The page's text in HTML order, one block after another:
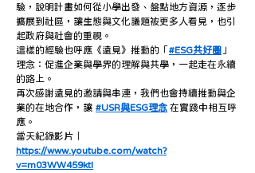
驗，說明計畫如何從小學出發、盤點地方資源，逐步
擴展到社區，讓生態與文化議題被更多人看見，也引
起政府與社會的重視。
這樣的經驗也呼應《遠見》推動的「 #ESG共好圈 」
理念：促進企業與學界的理解與共學，一起走在永續
的路上。
再次感謝遠見的邀請與串連，我們也會持續推動與企
業的在地合作，讓 #USR與ESG理念 在實踐中相互呼
應。
當天紀錄影片｜
https://www.youtube.com/watch?
v=m03WW459ktI